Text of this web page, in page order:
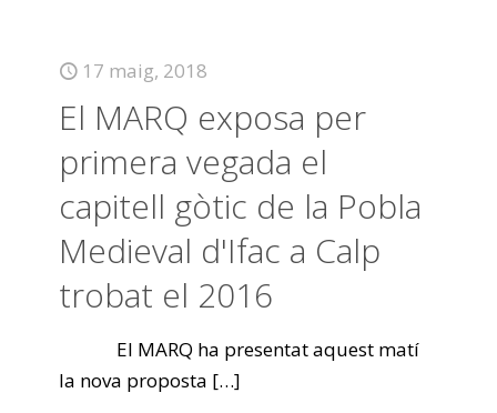
17 maig, 2018
El MARQ exposa per
primera vegada el
capitell gòtic de la Pobla
Medieval d'Ifac a Calp
trobat el 2016
El MARQ ha presentat aquest matí
la nova proposta […]